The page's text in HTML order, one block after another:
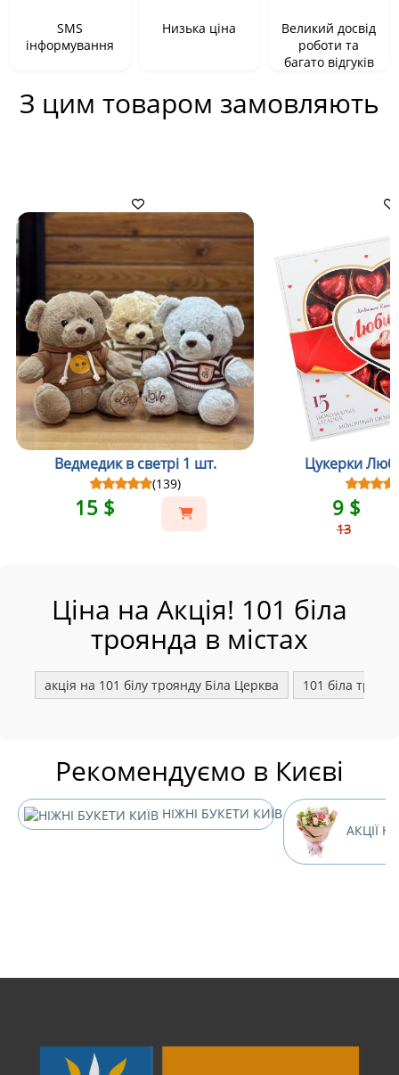
SMS
інформування
Низька ціна
Великий досвід
роботи та
багато відгуків
З цим товаром замовляють
Ведмедик в светрі 1 шт.
(139)
15 $
Цукерки
9 $
13
Ціна на Акція! 101 біла
троянда в містах
акція на 101 білу троянду Біла Церква 101 біла
Рекомендуємо в Києві
НІЖНІ БУКЕТИ КИЇВ
АКЦІЇ